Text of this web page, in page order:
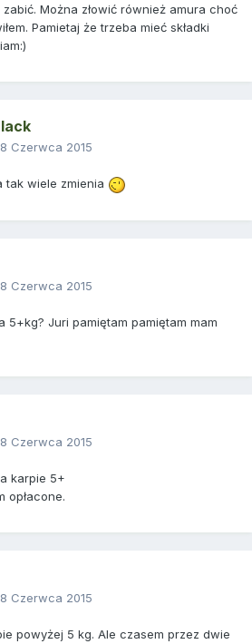
Można złowić również amura choć
Pamietaj że trzeba mieć składki
Czerwca 2015
tak wiele zmienia
Czerwca 2015
5+kg? Juri pamiętam pamiętam mam
Czerwca 2015
karpie 5+
opłacone.
Czerwca 2015
powyżej 5 kg. Ale czasem przez dwie